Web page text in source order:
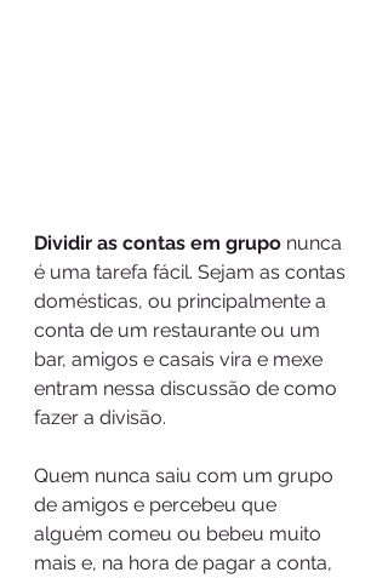
Dividir as contas em grupo nunca
é uma tarefa fácil. Sejam as contas
domésticas, ou principalmente a
conta de um restaurante ou um
bar, amigos e casais vira e mexe
entram nessa discussão de como
fazer a divisão.
Quem nunca saiu com um grupo
de amigos e percebeu que
alguém comeu ou bebeu muito
mais e, na hora de pagar a conta,